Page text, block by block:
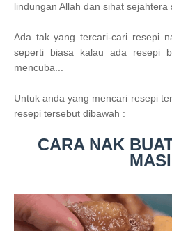
lindungan Allah dan sihat sejahtera
Ada tak yang tercari-cari resepi
seperti biasa kalau ada resepi
mencuba...
Untuk anda yang mencari resepi
resepi tersebut dibawah :
CARA NAK